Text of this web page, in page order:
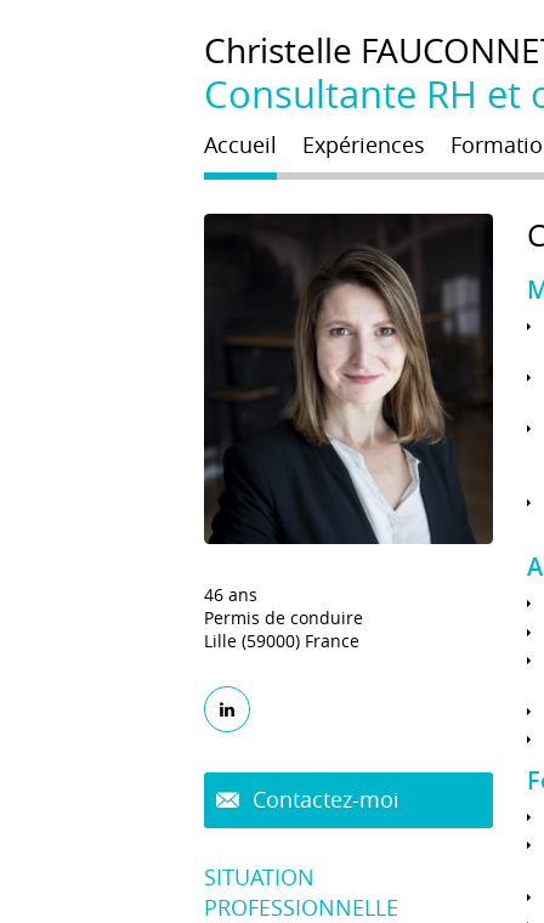
Christelle
Consultante RH
Accueil Expériences
46 ans
Permis de conduire
Lille (59000) France
Contactez-moi
SITUATION
PROFESSIONNELLE